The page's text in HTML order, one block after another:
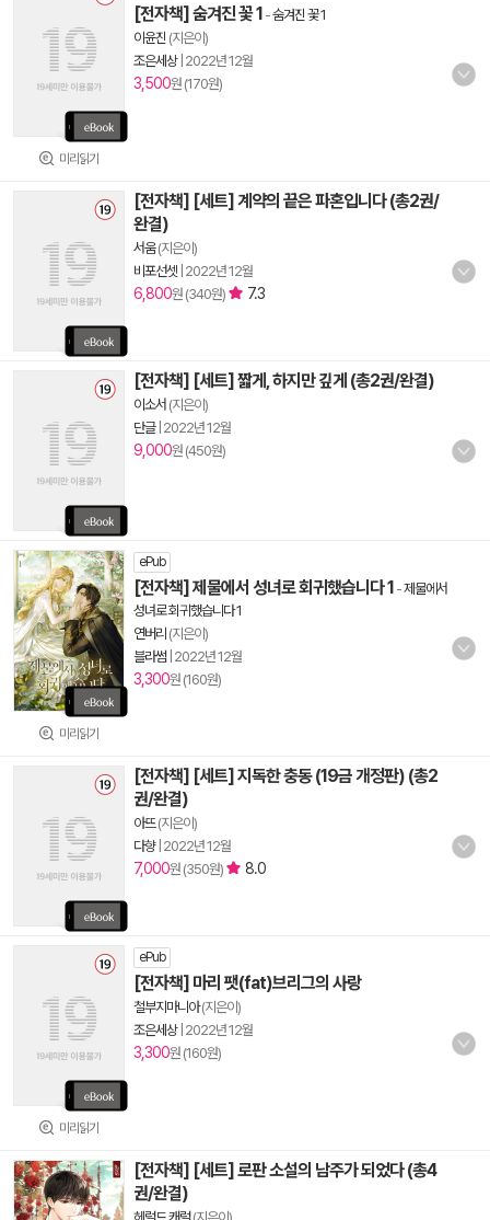
미리읽기
[전자책] 숨겨진 꽃 1 -숨겨진 꽃 1
이윤진 (지은이)
조은세상| 2022년 12월
3,500원 (170원)
[전자책] [세트] 계약의 끝은 파혼입니다 (총2권/
완결)
서움(지은이)
비포선셋 2022년 12월
6,800원 (340원) 7.3
[전자책] [세트] 짧게, 하지만 깊게 (총2권/완결)
이소서 (지은이)
단글| 2022년 12월
9,000원 (450원)
미리읽기
ePub
[전자책] 제물에서 성녀로 회귀했습니다 1 -제물에서
성녀로 회귀했습니다 1
연버리 (지은이)
블라썸 2022년 12월
3,300원 (160원)
[전자책] [세트] 지독한 충동 (19금 개정판) (총2
권/완결)
아뜨(지은이)
다향| 2022년 12월
7,000원 (350원) 8.0
미리읽기
ePub
[전자책] 마리 팻(fat)브리그의 사랑
철부지마니아(지은이)
조은세상| 2022년 12월
3,300원 (160원)
[전자책] [세트] 로판 소설의 남주가 되었다 (총4
권/완결)